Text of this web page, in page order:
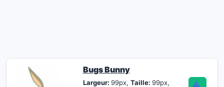
Bugs Bunny
Largeur: 99px, Taille: 99px,